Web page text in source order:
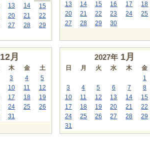
13 14
15
20 21
22
27 28
29
13
14 15 16 17
18
20
21 22 23 24
25
27
28 29 30
12月
木 金
土
3 4
5
10 11
12
17 18
19
24 25
26
31
2027年 1月
日 月 火 水 木
金
1
3
4 5 6 7
8
10
11 12 13 14
15
17
18 19 20 21
22
24
25 26 27 28
29
31